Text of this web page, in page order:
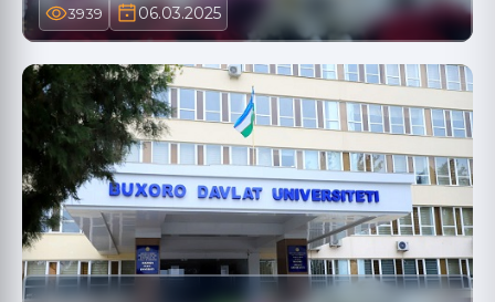
3939 06.03.2025